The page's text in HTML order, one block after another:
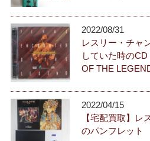
2022/08/31
レスリー・チャ
していた時の
OF THE
2022/04/15
【宅配買取】レ
のパンフレット